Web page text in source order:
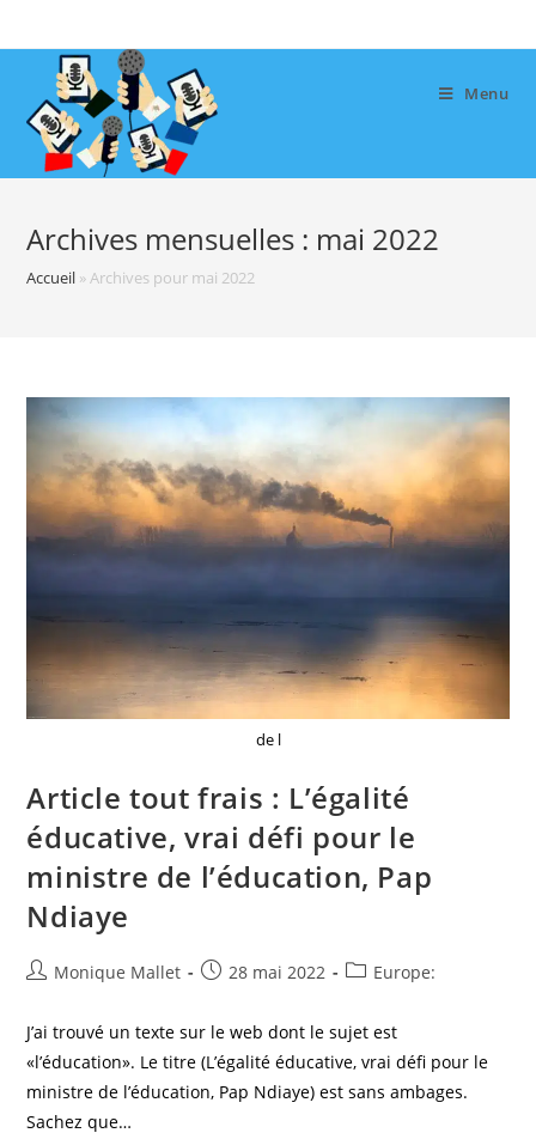
to
content
Menu
Archives mensuelles : mai 2022
Accueil »Archives pour mai 2022
de l
Article tout frais : L’égalité
éducative, vrai défi pour le
ministre de l’éducation, Pap
Ndiaye
Auteur/autrice
la
publication :
Monique Mallet
Post28 mai 2022
PostEurope:
J’ai trouvé un texte sur le web dont le sujet est
«l’éducation». Le titre (L’égalité éducative, vrai défi pour le
ministre de l’éducation, Pap Ndiaye) est sans ambages.
Sachez que…